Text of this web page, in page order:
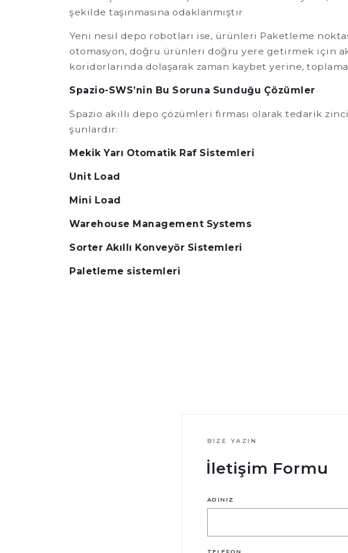
şekilde taşınmasına odaklanmıştır
Yeni nesil depo robotları ise, ürünleri Paketleme
otomasyon, doğru ürünleri doğru yere getirmek için
koridorlarında dolaşarak zaman kaybet yerine,
Spazio-SWS’nin Bu Soruna Sunduğu Çözümler
Spazio akıllı depo çözümleri firması olarak tedarik
şunlardır:
Mekik Yarı Otomatik Raf Sistemleri
Unit Load
Mini Load
Warehouse Management Systems
Sorter Akıllı Konveyör Sistemleri
Paletleme sistemleri
BIZE YAZIN
İletişim Formu
ADINIZ